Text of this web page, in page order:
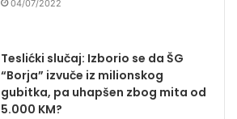
04/07/2022
Teslićki slučaj: Izborio se da ŠG
“Borja” izvuče iz milionskog
gubitka, pa uhapšen zbog mita od
5.000 KM?